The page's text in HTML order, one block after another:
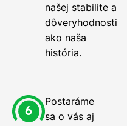
našej stabilite a
dôveryhodnosti
ako naša
história.
Postaráme
sa o vás aj